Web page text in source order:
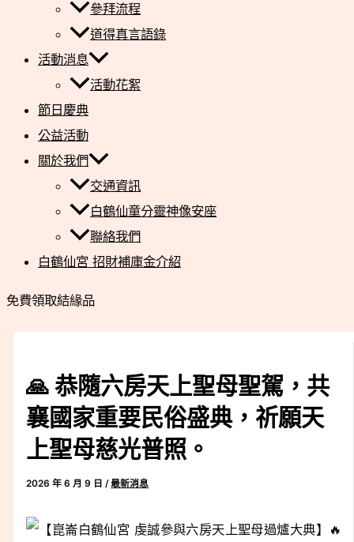
參拜流程
道得真言語錄
活動消息
活動花絮
節日慶典
公益活動
關於我們
交通資訊
白鶴仙童分靈神像安座
聯絡我們
白鶴仙宮 招財補庫金介紹
免費領取結緣品
🙏 恭隨六房天上聖母聖駕，共
襄國家重要民俗盛典，祈願天
上聖母慈光普照。
2026 年 6 月 9 日/最新消息